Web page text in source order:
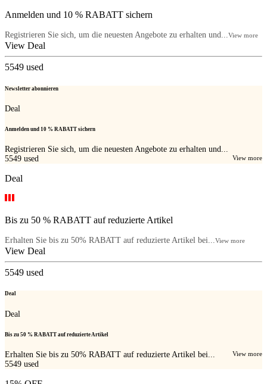
Anmelden und 10 % RABATT sichern
Registrieren Sie sich, um die neuesten Angebote zu erhalten und...View more
View Deal
5549 used
Newsletter abonnieren
Deal
Anmelden und 10 % RABATT sichern
Registrieren Sie sich, um die neuesten Angebote zu erhalten und...
View more
5549 used
Deal
Bis zu 50 % RABATT auf reduzierte Artikel
Erhalten Sie bis zu 50% RABATT auf reduzierte Artikel bei...View more
View Deal
5549 used
Deal
Deal
Bis zu 50 % RABATT auf reduzierte Artikel
Erhalten Sie bis zu 50% RABATT auf reduzierte Artikel bei... View more
5549 used